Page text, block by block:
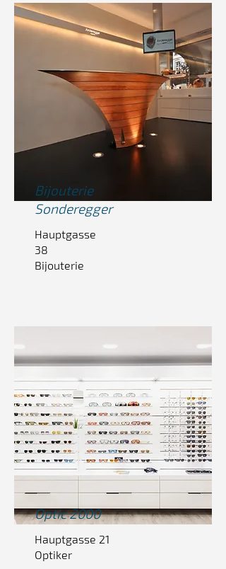
Bijouterie
Sonderegger
Hauptgasse
38
Bijouterie
Optic2000
Hauptgasse 21
Optiker